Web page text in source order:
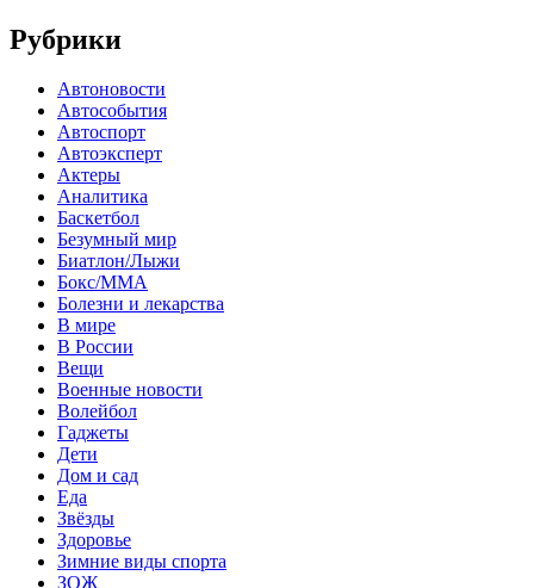
Рубрики
Автоновости
Автособытия
Автоспорт
Автоэксперт
Актеры
Аналитика
Баскетбол
Безумный мир
Биатлон/Лыжи
Бокс/MMA
Болезни и лекарства
В мире
В России
Вещи
Военные новости
Волейбол
Гаджеты
Дети
Дом и сад
Еда
Звёзды
Здоровье
Зимние виды спорта
ЗОЖ